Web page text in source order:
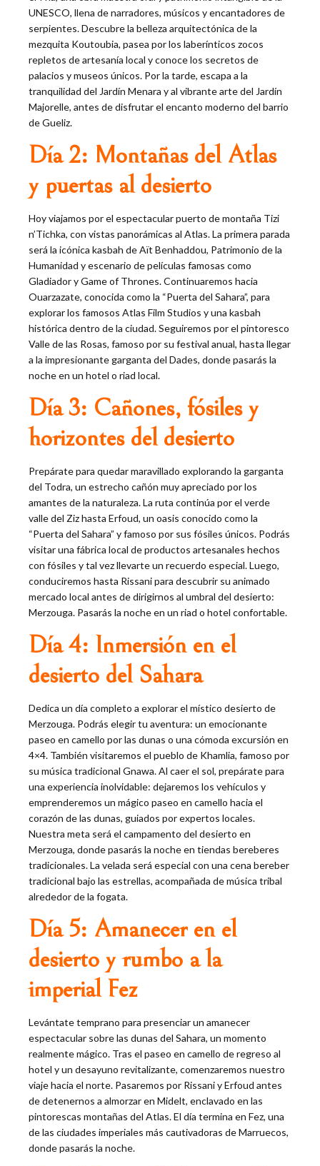
UNESCO, llena de narradores, músicos y encantadores de
serpientes. Descubre la belleza arquitectónica de la
mezquita Koutoubia, pasea por los laberínticos zocos
repletos de artesanía local y conoce los secretos de
palacios y museos únicos. Por la tarde, escapa a la
tranquilidad del Jardín Menara y al vibrante arte del Jardín
Majorelle, antes de disfrutar el encanto moderno del barrio
de Gueliz.
Día 2: Montañas del Atlas
y puertas al desierto
Hoy viajamos por el espectacular puerto de montaña Tizi
n’Tichka, con vistas panorámicas al Atlas. La primera parada
será la icónica kasbah de Aït Benhaddou, Patrimonio de la
Humanidad y escenario de películas famosas como
Gladiador y Game of Thrones. Continuaremos hacia
Ouarzazate, conocida como la “Puerta del Sahara”, para
explorar los famosos Atlas Film Studios y una kasbah
histórica dentro de la ciudad. Seguiremos por el pintoresco
Valle de las Rosas, famoso por su festival anual, hasta llegar
a la impresionante garganta del Dades, donde pasarás la
noche en un hotel o riad local.
Día 3: Cañones, fósiles y
horizontes del desierto
Prepárate para quedar maravillado explorando la garganta
del Todra, un estrecho cañón muy apreciado por los
amantes de la naturaleza. La ruta continúa por el verde
valle del Ziz hasta Erfoud, un oasis conocido como la
“Puerta del Sahara” y famoso por sus fósiles únicos. Podrás
visitar una fábrica local de productos artesanales hechos
con fósiles y tal vez llevarte un recuerdo especial. Luego,
conduciremos hasta Rissani para descubrir su animado
mercado local antes de dirigirnos al umbral del desierto:
Merzouga. Pasarás la noche en un riad o hotel confortable.
Día 4: Inmersión en el
desierto del Sahara
Dedica un día completo a explorar el místico desierto de
Merzouga. Podrás elegir tu aventura: un emocionante
paseo en camello por las dunas o una cómoda excursión en
4×4. También visitaremos el pueblo de Khamlia, famoso por
su música tradicional Gnawa. Al caer el sol, prepárate para
una experiencia inolvidable: dejaremos los vehículos y
emprenderemos un mágico paseo en camello hacia el
corazón de las dunas, guiados por expertos locales.
Nuestra meta será el campamento del desierto en
Merzouga, donde pasarás la noche en tiendas bereberes
tradicionales. La velada será especial con una cena bereber
tradicional bajo las estrellas, acompañada de música tribal
alrededor de la fogata.
Día 5: Amanecer en el
desierto y rumbo a la
imperial Fez
Levántate temprano para presenciar un amanecer
espectacular sobre las dunas del Sahara, un momento
realmente mágico. Tras el paseo en camello de regreso al
hotel y un desayuno revitalizante, comenzaremos nuestro
viaje hacia el norte. Pasaremos por Rissani y Erfoud antes
de detenernos a almorzar en Midelt, enclavado en las
pintorescas montañas del Atlas. El día termina en Fez, una
de las ciudades imperiales más cautivadoras de Marruecos,
donde pasarás la noche.